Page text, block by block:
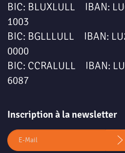
BIC: BLUXLULL IBAN:
1003
BIC: BGLLLULL IBAN:
0000
BIC: CCRALULL IBAN:
6087
Inscription à la newsletter